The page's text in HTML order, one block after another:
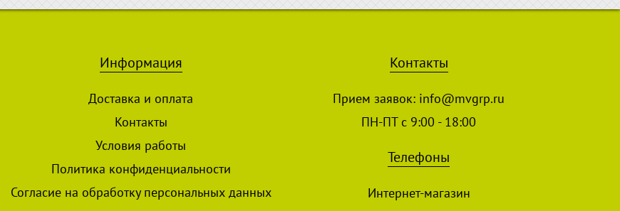
Информация
Доставка и оплата
Контакты
Условия работы
Политика конфиденциальности
Согласие на обработку персональных данных
Контакты
Прием заявок: info@mvgrp.ru
ПН-ПТ с 9:00 - 18:00
Телефоны
Интернет-магазин